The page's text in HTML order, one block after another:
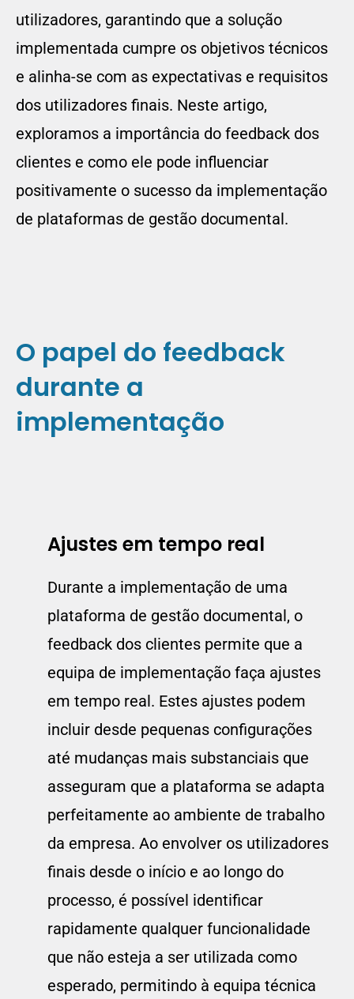
utilizadores, garantindo que a solução
implementada cumpre os objetivos técnicos
e alinha-se com as expectativas e requisitos
dos utilizadores finais. Neste artigo,
exploramos a importância do feedback dos
clientes e como ele pode influenciar
positivamente o sucesso da implementação
de plataformas de gestão documental.
O papel do feedback
durante a
implementação
Ajustes em tempo real
Durante a implementação de uma
plataforma de gestão documental, o
feedback dos clientes permite que a
equipa de implementação faça ajustes
em tempo real. Estes ajustes podem
incluir desde pequenas configurações
até mudanças mais substanciais que
asseguram que a plataforma se adapta
perfeitamente ao ambiente de trabalho
da empresa. Ao envolver os utilizadores
finais desde o início e ao longo do
processo, é possível identificar
rapidamente qualquer funcionalidade
que não esteja a ser utilizada como
esperado, permitindo à equipa técnica